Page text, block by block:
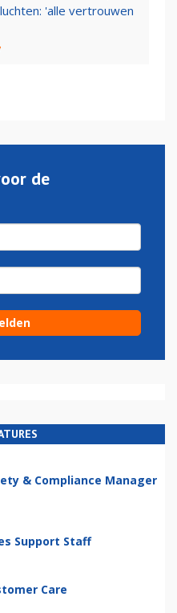
'alle vertrouwen
de
& Compliance Manager
Support Staff
Care